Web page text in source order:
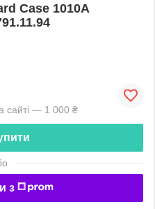
Case 1010A
сайті — 1 000 ₴
з